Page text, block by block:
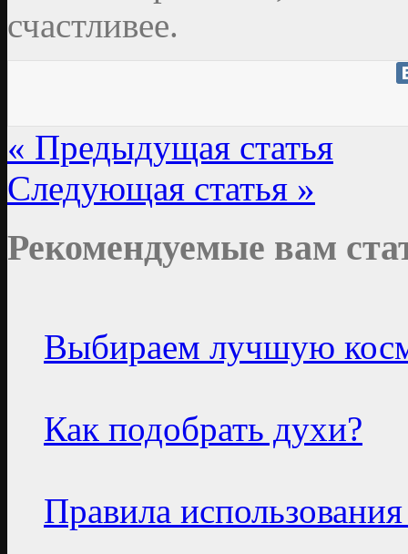
счастливее.
« Предыдущая статья
Следующая статья »
Рекомендуемые вам
Выбираем лучшую
Как подобрать духи?
Правила